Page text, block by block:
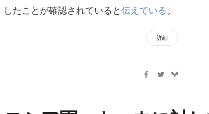
したことが確認されていると 伝えている 。
詳細